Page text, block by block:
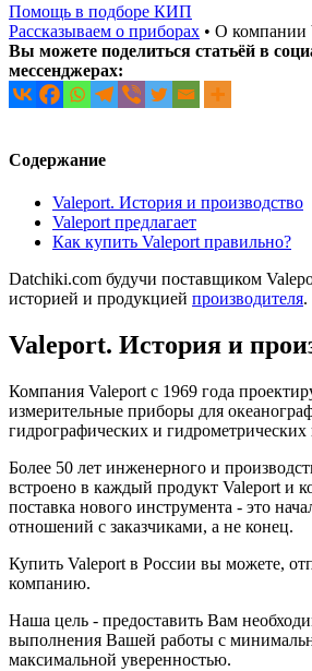
Помощь в подборе КИП
Рассказываем о приборах • О компании
Вы можете поделиться статьёй в
мессенджерах:
Содержание
Valeport. История и производство
Valeport предлагает
Как купить Valeport правильно?
Datchiki.com будучи поставщиком
историей и продукцией производителя.
Valeport. История и
Компания Valeport с 1969 года
измерительные приборы для
гидрографических и
Более 50 лет инженерного и
встроено в каждый продукт Valeport и
поставка нового инструмента - это
отношений с заказчиками, а не конец.
Купить Valeport в России вы можете,
компанию.
Наша цель - предоставить Вам
выполнения Вашей работы с
максимальной уверенностью.